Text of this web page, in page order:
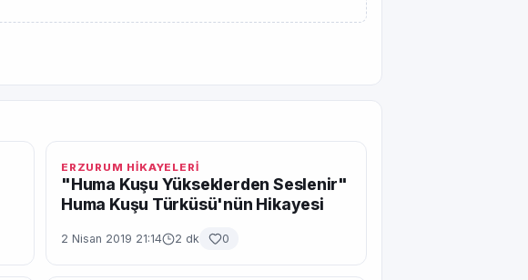
ERZURUM HİKAYELERİ
"Huma Kuşu Yükseklerden Seslenir"
Huma Kuşu Türküsü'nün Hikayesi
2 Nisan 2019 21:14 2 dk 0